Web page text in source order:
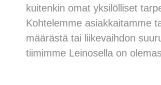
kuitenkin omat yksilölliset
Kohtelemme asiakkaitamme
määrästä tai liikevaihdon
tiimimme Leinosella on